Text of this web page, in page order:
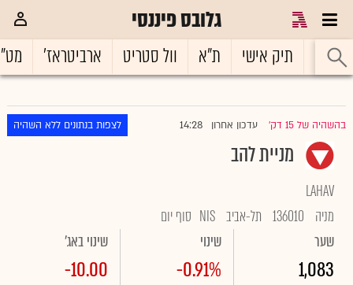
גלובס פיננסי
ראשי תיק אישי ת"א וול סטריט ארביטראז'
בהשהיה של 15 דק' עדכון אחרון 14:28 לצפות בנתונים ללא השהיה
מניית להב
LAHAV
מניה
136010 תל-אביב NIS סוף יום
שער
1,083
שינוי
-0.91%
שינוי באג'
-10.00